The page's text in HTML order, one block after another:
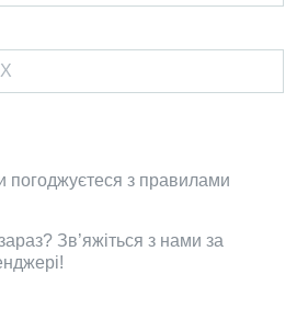
погоджуєтеся з правилами
Зв’яжіться з нами за